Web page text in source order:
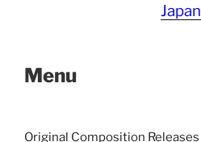
Japan
Menu
Original Composition Releases